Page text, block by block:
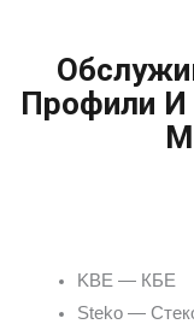
Профили И
KBE — КБЕ
Steko —